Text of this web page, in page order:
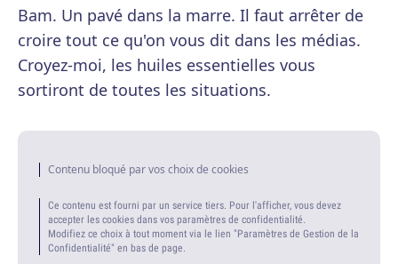
Bam. Un pavé dans la marre. Il faut arrêter de
croire tout ce qu'on vous dit dans les médias.
Croyez-moi, les huiles essentielles vous
sortiront de toutes les situations.
Contenu bloqué par vos choix de cookies
Ce contenu est fourni par un service tiers. Pour l'afficher, vous devez
accepter les cookies dans vos paramètres de confidentialité.
Modifiez ce choix à tout moment via le lien "Paramètres de Gestion de la
Confidentialité" en bas de page.